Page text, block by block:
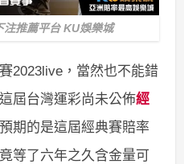
推薦平台 KU娛樂城
2023live，當然也不能錯
屆台灣運彩尚未公佈經
期的是這屆經典賽賠率
等了六年之久含金量可